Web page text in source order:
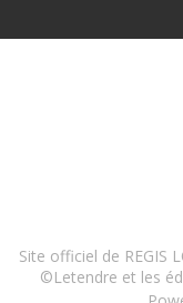
Site officiel de REGIS
©Letendre et les